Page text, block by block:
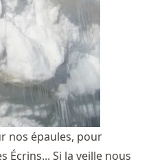
nos épaules, pour
Écrins... Si la veille nous